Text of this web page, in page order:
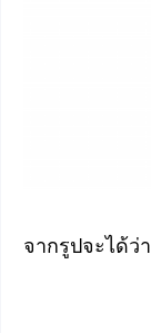
จากรูปจะได้ว่า